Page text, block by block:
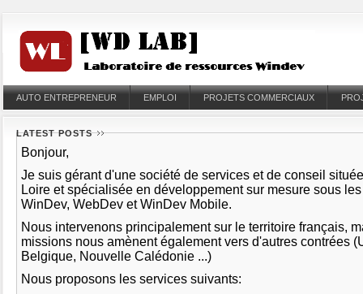
AUTO ENTREPRENEUR EMPLOI PROJETS COMMERCIAUX
LATEST POSTS
Bonjour,
Je suis gérant d'une société de services et de conseil
Loire et spécialisée en développement sur mesure sous
WinDev, WebDev et WinDev Mobile.
Nous intervenons principalement sur le territoire français,
missions nous amènent également vers d'autres contrées
Belgique, Nouvelle Calédonie ...)
Nous proposons les services suivants: